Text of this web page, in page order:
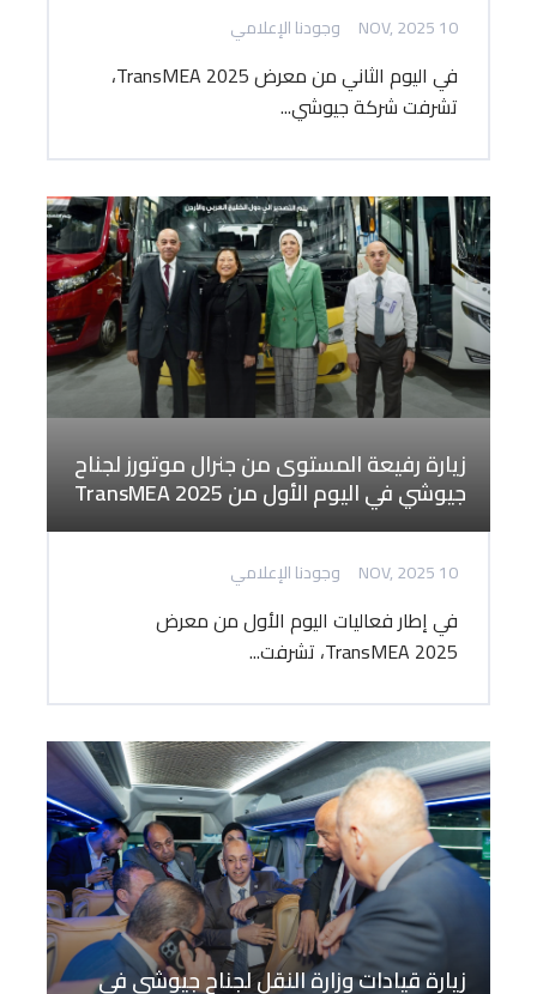
10 NOV, 2025 وجودنا الإعلامي
في اليوم الثاني من معرض TransMEA 2025،
تشرفت شركة جيوشي...
زيارة رفيعة المستوى من جنرال موتورز لجناح
جيوشي في اليوم الأول من TransMEA 2025
10 NOV, 2025 وجودنا الإعلامي
في إطار فعاليات اليوم الأول من معرض
TransMEA 2025، تشرفت...
زيارة قيادات وزارة النقل لجناح جيوشي في